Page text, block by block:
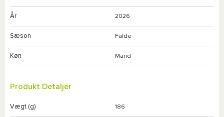
År 2026
Sæson Falde
Køn Mand
Produkt Detaljer
Vægt (g) 186